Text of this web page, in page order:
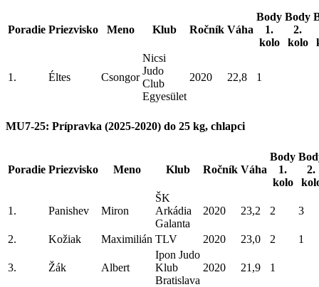
Poradie Priezvisko Meno Klub Ročník Váha
Body
1.
kolo
Body
2.
kolo
1. Éltes Csongor
Nicsi
Judo
Club
Egyesület
2020 22,8 1
MU7-25: Prípravka (2025-2020) do 25 kg, chlapci
Poradie Priezvisko Meno Klub Ročník Váha
Body
1.
kolo
2.
1. Panishev Miron
ŠK
Arkádia
Galanta
2020 23,2 2 3
2. Kožiak Maximilián TLV 2020 23,0 2 1
3. Žák Albert
Ipon Judo
Klub
Bratislava
2020 21,9 1